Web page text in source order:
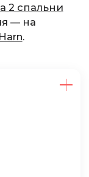
2 спальни
— на
.